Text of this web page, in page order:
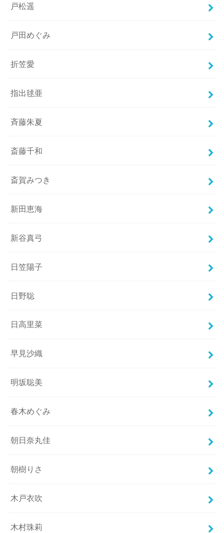
戸松遥
戸田めぐみ
折笠愛
指出毬亜
斉藤朱夏
斎藤千和
斎賀みつき
新田恵海
新谷真弓
日笠陽子
日野聡
日高里菜
早見沙織
明坂聡美
春木めぐみ
朝日奈丸佳
朝樹りさ
木戸衣吹
木村珠莉